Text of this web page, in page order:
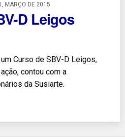
MARÇO DE 2015
D Leigos
Curso de SBV-D Leigos,
contou com a
da Susiarte.